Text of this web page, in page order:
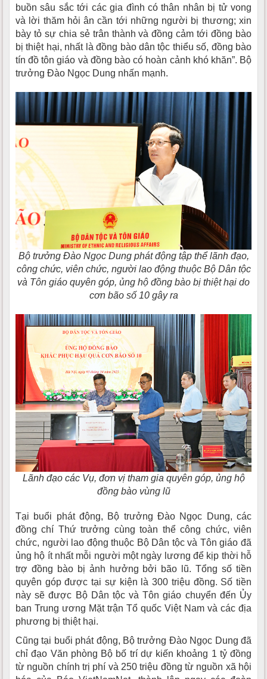
buồn sâu sắc tới các gia đình có thân nhân bị tử vong
và lời thăm hỏi ân cần tới những người bị thương; xin
bày tỏ sự chia sẻ trân thành và đồng cảm tới đồng bào
bị thiệt hại, nhất là đồng bào dân tộc thiểu số, đồng bào
tín đồ tôn giáo và đồng bào có hoàn cảnh khó khăn”. Bộ
trưởng Đào Ngọc Dung nhấn mạnh.
Bộ trưởng Đào Ngọc Dung phát động tập thể lãnh đạo,
công chức, viên chức, người lao động thuộc Bộ Dân tộc
và Tôn giáo quyên góp, ủng hộ đồng bào bị thiệt hại do
cơn bão số 10 gây ra
Lãnh đạo các Vụ, đơn vị tham gia quyên góp, ủng hộ
đồng bào vùng lũ
Tại buổi phát động, Bộ trưởng Đào Ngọc Dung, các
đồng chí Thứ trưởng cùng toàn thể công chức, viên
chức, người lao động thuộc Bộ Dân tộc và Tôn giáo đã
ủng hộ ít nhất mỗi người một ngày lương để kịp thời hỗ
trợ đồng bào bị ảnh hưởng bởi bão lũ. Tổng số tiền
quyên góp được tại sự kiện là 300 triệu đồng. Số tiền
này sẽ được Bộ Dân tộc và Tôn giáo chuyển đến Ủy
ban Trung ương Mặt trận Tổ quốc Việt Nam và các địa
phương bị thiệt hại.
Cũng tại buổi phát động, Bộ trưởng Đào Ngọc Dung đã
chỉ đạo Văn phòng Bộ bố trí dự kiến khoảng 1 tỷ đồng
từ nguồn chính trị phí và 250 triệu đồng từ nguồn xã hội